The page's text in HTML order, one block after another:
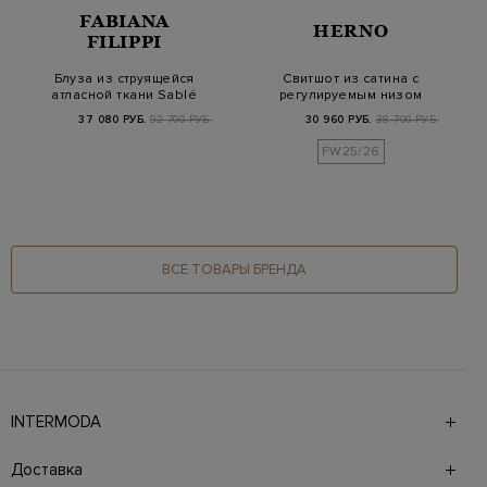
FABIANA
FILIPPI
Блуза из струящейся
атласной ткани Sablé
с ювелирной ц…
37 080 РУБ. 92 700 РУБ.
HERNO
Свитшот из сатина с
регулируемым низом
на завязках
30 960 РУБ. 38 700 РУБ.
FW25/26
ВСЕ ТОВАРЫ БРЕНДА
INTERMODA
брендов на 4 этажах в самом центре города. На сайте
также презентованы новинки с последних показов и
Доставка